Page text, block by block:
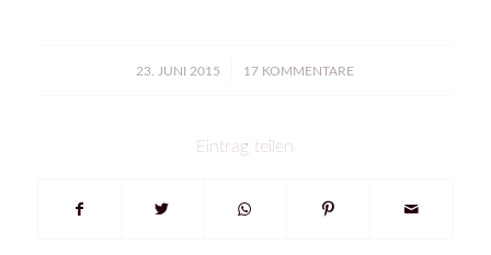
23. JUNI 2015
/ 17 KOMMENTARE
Eintrag teilen